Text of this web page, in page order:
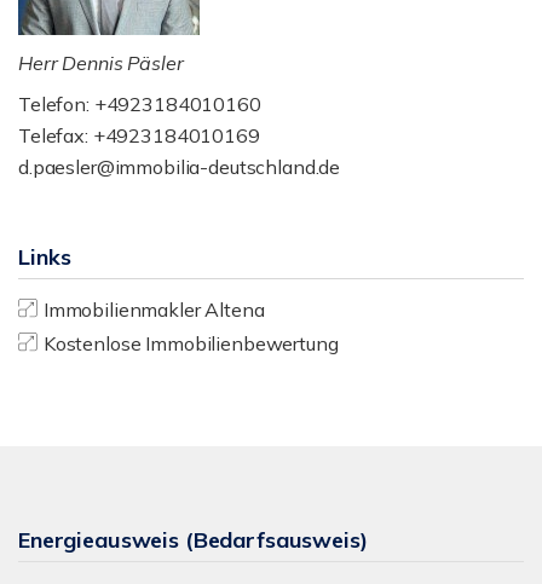
Herr Dennis Päsler
Telefon: +4923184010160
Telefax: +4923184010169
d.paesler@immobilia-deutschland.de
Links
Immobilienmakler Altena
Kostenlose Immobilienbewertung
Energieausweis (Bedarfsausweis)